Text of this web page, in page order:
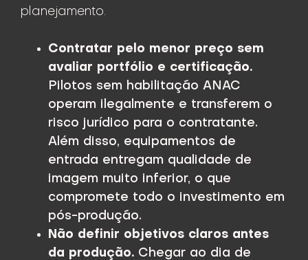
planejamento.
Contratar pelo menor preço sem
avaliar portfólio e certificação.
Pilotos sem habilitação ANAC
operam ilegalmente e transferem o
risco jurídico para o contratante.
Além disso, equipamentos de
entrada entregam qualidade de
imagem muito inferior, o que
compromete todo o investimento em
pós-produção.
Não definir objetivos claros antes
da produção. Chegar ao dia de